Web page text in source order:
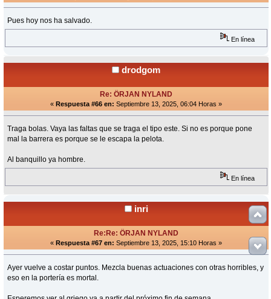
Pues hoy nos ha salvado.
En línea
drodgom
Re: ÖRJAN NYLAND
« Respuesta #66 en: Septiembre 13, 2025, 06:04 Horas »
Traga bolas. Vaya las faltas que se traga el tipo este. Si no es porque pone
mal la barrera es porque se le escapa la pelota.
Al banquillo ya hombre.
En línea
inri
Re:Re: ÖRJAN NYLAND
« Respuesta #67 en: Septiembre 13, 2025, 15:10 Horas »
Ayer vuelve a costar puntos. Mezcla buenas actuaciones con otras horribles, y
eso en la portería es mortal.